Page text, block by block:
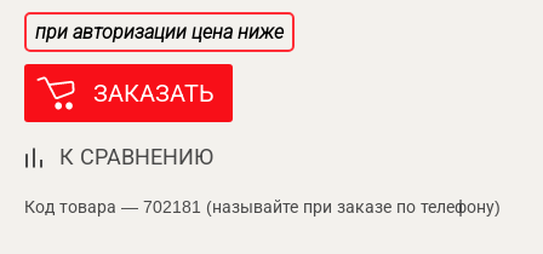
при авторизации цена ниже
ЗАКАЗАТЬ
К СРАВНЕНИЮ
Код товара — 702181 (называйте при заказе по телефону)